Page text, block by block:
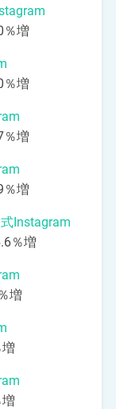
％増
％増
％増
％増
Instagram
％増
増